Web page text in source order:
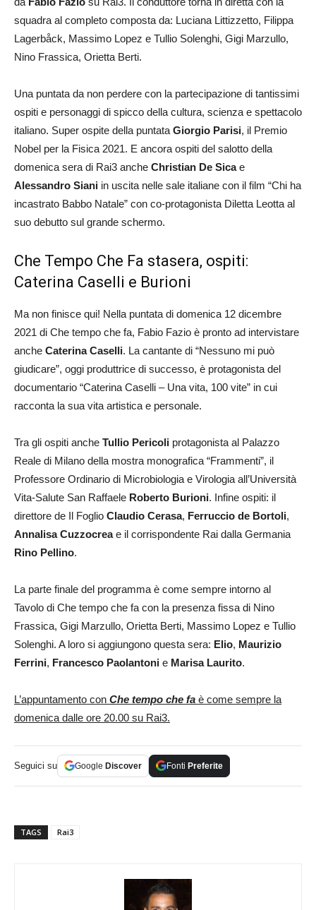
squadra al completo composta da: Luciana Littizzetto, Filippa
Lagerbåck, Massimo Lopez e Tullio Solenghi, Gigi Marzullo,
Nino Frassica, Orietta Berti.
Una puntata da non perdere con la partecipazione di tantissimi
ospiti e personaggi di spicco della cultura, scienza e spettacolo
italiano. Super ospite della puntata Giorgio Parisi, il Premio
Nobel per la Fisica 2021. E ancora ospiti del salotto della
domenica sera di Rai3 anche Christian De Sicae
Alessandro Siani in uscita nelle sale italiane con il film “Chi ha
incastrato Babbo Natale” con co-protagonista Diletta Leotta al
suo debutto sul grande schermo.
Che Tempo Che Fa stasera, ospiti:
Caterina Caselli e Burioni
Ma non finisce qui! Nella puntata di domenica 12 dicembre
2021 di Che tempo che fa, Fabio Fazio è pronto ad intervistare
anche Caterina Caselli. La cantante di “Nessuno mi può
giudicare”, oggi produttrice di successo, è protagonista del
documentario “Caterina Caselli – Una vita, 100 vite” in cui
racconta la sua vita artistica e personale.
Tra gli ospiti anche Tullio Pericoli protagonista al Palazzo
Reale di Milano della mostra monografica “Frammenti”, il
Professore Ordinario di Microbiologia e Virologia all’Università
Vita-Salute San Raffaele Roberto Burioni. Infine ospiti: il
direttore de Il Foglio Claudio Cerasa, Ferruccio de Bortoli,
Annalisa Cuzzocreae il corrispondente Rai dalla Germania
Rino Pellino.
La parte finale del programma è come sempre intorno al
Tavolo di Che tempo che fa con la presenza fissa di Nino
Frassica, Gigi Marzullo, Orietta Berti, Massimo Lopez e Tullio
Solenghi. A loro si aggiungono questa sera: Elio, Maurizio
Ferrini, Francesco Paolantoni e Marisa Laurito.
L’appuntamento con Che tempo che fa è come sempre la
domenica dalle ore 20.00 su Rai3.
Seguici su Google Discover Fonti Preferite
TAGS Rai3